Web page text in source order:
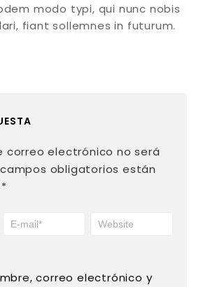
modo typi, qui nunc nobis
fiant sollemnes in futurum.
correo electrónico no será
campos obligatorios están
*
correo electrónico y